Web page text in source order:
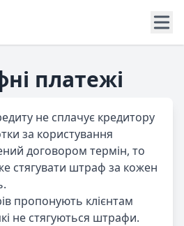
платежі
не сплачує кредитору
за користування
договором термін, то
стягувати штраф за кожен
пропонують клієнтам
не стягуються штрафи.